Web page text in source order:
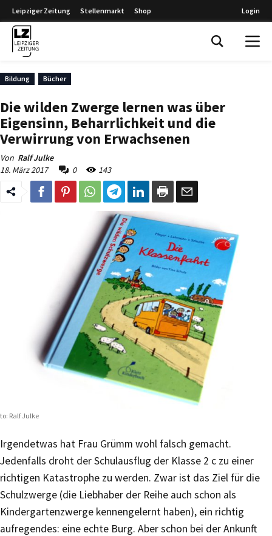
Leipziger Zeitung Stellenmarkt Shop Login
Bildung Bücher
Die wilden Zwerge lernen was über
Eigensinn, Beharrlichkeit und die
Verwirrung von Erwachsenen
Von Ralf Julke
18. März 2017
0 143
Ralf Julke
Irgendetwas hat Frau Grümm wohl falsch gemacht.
Jedenfalls droht der Schulausflug der Klasse 2 c zu einer
richtigen Katastrophe zu werden. Zwar ist das Ziel für die
Schulzwerge (die Liebhaber der Reihe auch schon als
Kindergartenzwerge kennengelernt haben), ein richtig
aufregendes: eine echte Burg. Aber schon bei der Ankunft